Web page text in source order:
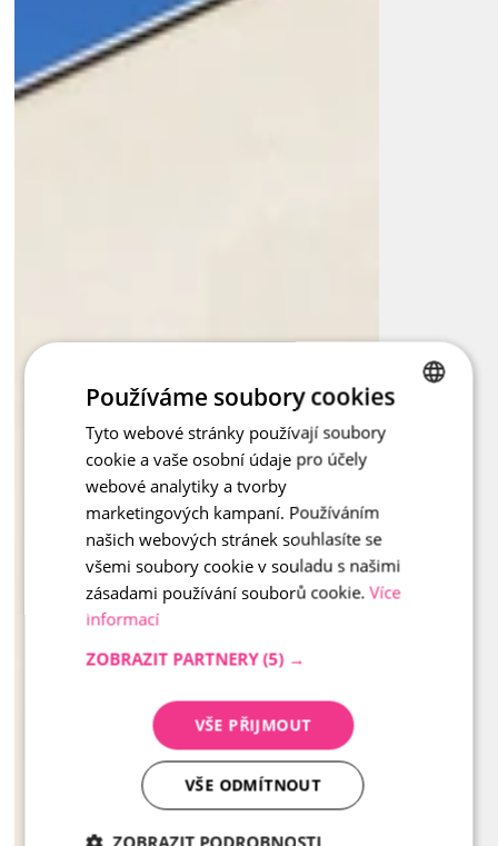
CZECH
Používáme soubory cookies
Tyto webové stránky používají soubory
cookie a vaše osobní údaje pro účely
webové analytiky a tvorby
marketingových kampaní. Používáním
našich webových stránek souhlasíte se
všemi soubory cookie v souladu s našimi
zásadami používání souborů cookie. Více
informací
ZOBRAZIT PARTNERY (5) →
VŠE PŘIJMOUT
VŠE ODMÍTNOUT
ZOBRAZIT PODROBNOSTI